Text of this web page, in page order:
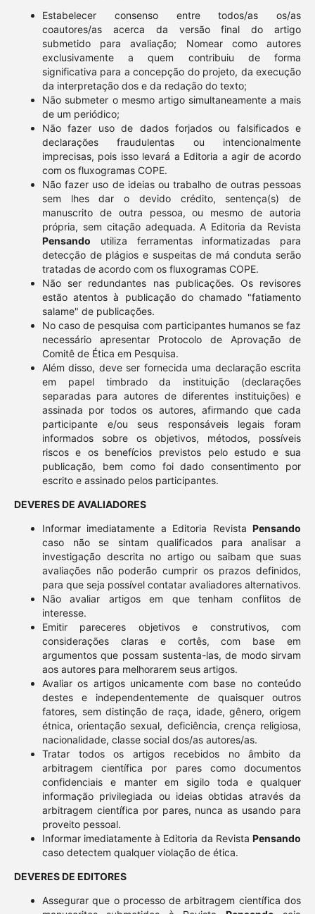
Estabelecer consenso entre todos/as os/as
coautores/as acerca da versão final do artigo
submetido para avaliação; Nomear como autores
exclusivamente a quem contribuiu de forma
significativa para a concepção do projeto, da execução
da interpretação dos e da redação do texto;
Não submeter o mesmo artigo simultaneamente a mais
de um periódico;
Não fazer uso de dados forjados ou falsificados e
declarações fraudulentas ou intencionalmente
imprecisas, pois isso levará a Editoria a agir de acordo
com os fluxogramas COPE.
Não fazer uso de ideias ou trabalho de outras pessoas
sem lhes dar o devido crédito, sentença(s) de
manuscrito de outra pessoa, ou mesmo de autoria
própria, sem citação adequada. A Editoria da Revista
Pensando utiliza ferramentas informatizadas para
detecção de plágios e suspeitas de má conduta serão
tratadas de acordo com os fluxogramas COPE.
Não ser redundantes nas publicações. Os revisores
estão atentos à publicação do chamado "fatiamento
salame" de publicações.
No caso de pesquisa com participantes humanos se faz
necessário apresentar Protocolo de Aprovação de
Comitê de Ética em Pesquisa.
Além disso, deve ser fornecida uma declaração escrita
em papel timbrado da instituição (declarações
separadas para autores de diferentes instituições) e
assinada por todos os autores, afirmando que cada
participante e/ou seus responsáveis legais foram
informados sobre os objetivos, métodos, possíveis
riscos e os benefícios previstos pelo estudo e sua
publicação, bem como foi dado consentimento por
escrito e assinado pelos participantes.
DEVERES DE AVALIADORES
Informar imediatamente a Editoria RevistaPensando
caso não se sintam qualificados para analisar a
investigação descrita no artigo ou saibam que suas
avaliações não poderão cumprir os prazos definidos,
para que seja possível contatar avaliadores alternativos.
Não avaliar artigos em que tenham conflitos de
interesse.
Emitir pareceres objetivos e construtivos, com
considerações claras e cortês, com base em
argumentos que possam sustenta-las, de modo sirvam
aos autores para melhorarem seus artigos.
Avaliar os artigos unicamente com base no conteúdo
destes e independentemente de quaisquer outros
fatores, sem distinção de raça, idade, gênero, origem
étnica, orientação sexual, deficiência, crença religiosa,
nacionalidade, classe social dos/as autores/as.
Tratar todos os artigos recebidos no âmbito da
arbitragem científica por pares como documentos
confidenciais e manter em sigilo toda e qualquer
informação privilegiada ou ideias obtidas através da
arbitragem científica por pares, nunca as usando para
proveito pessoal.
Informar imediatamente à Editoria da RevistaPensando
caso detectem qualquer violação de ética.
DEVERES DE EDITORES
Assegurar que o processo de arbitragem científica dos